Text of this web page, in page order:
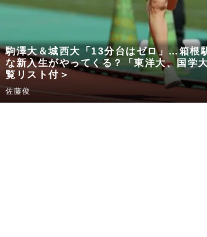
駒澤大＆城西大「13分台はゼロ」…箱根
な新入生がやってくる？「東洋大、国学
覧リスト付＞
佐藤俊